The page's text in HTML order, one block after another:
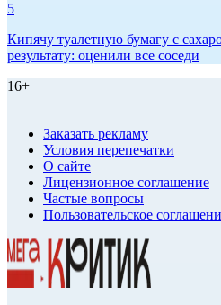
5
Кипячу туалетную бумагу с
результату: оценили все соседи
16+
Заказать рекламу
Условия перепечатки
О сайте
Лицензионное соглашение
Частые вопросы
Пользовательское